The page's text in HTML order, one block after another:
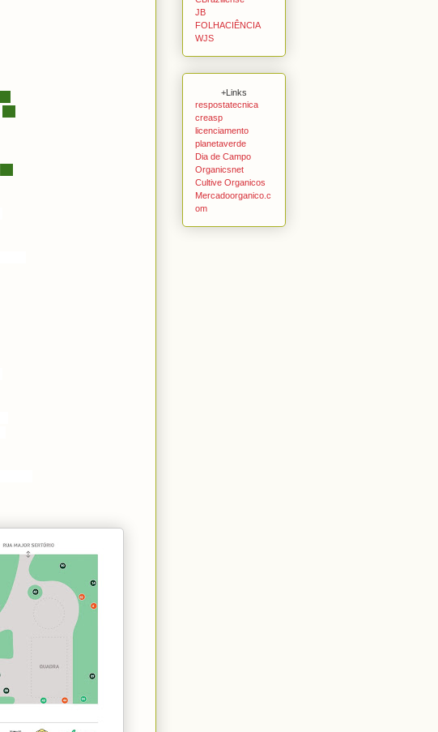
JB
FOLHACIÊNCIA
WJS
+Links
respostatecnica
creasp
licenciamento
planetaverde
Dia de Campo
Organicsnet
Cultive Organicos
Mercadoorganico.c
om